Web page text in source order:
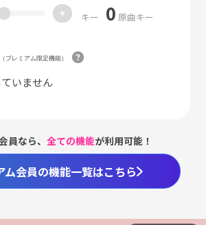
+ キー 0 原曲キー
（プレミアム限定機能）
いません
員なら、全ての機能が利用可能！
ム会員の機能一覧はこちら